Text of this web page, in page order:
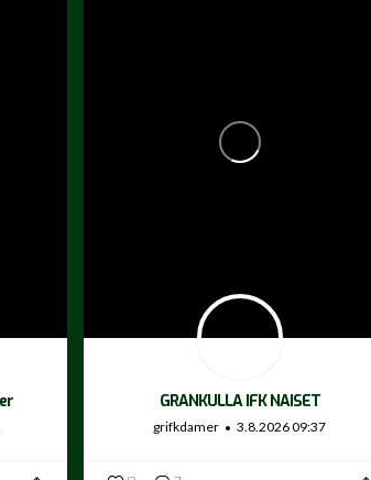
GRANKULLA IFK NAISET
grifkdamer 3.8.2026 09:37